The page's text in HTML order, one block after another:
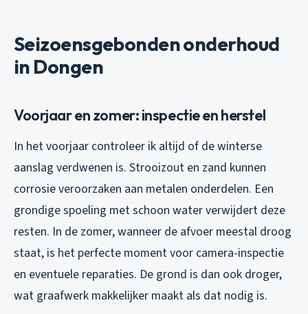
Seizoensgebonden onderhoud
in Dongen
Voorjaar en zomer: inspectie en herstel
In het voorjaar controleer ik altijd of de winterse
aanslag verdwenen is. Strooizout en zand kunnen
corrosie veroorzaken aan metalen onderdelen. Een
grondige spoeling met schoon water verwijdert deze
resten. In de zomer, wanneer de afvoer meestal droog
staat, is het perfecte moment voor camera-inspectie
en eventuele reparaties. De grond is dan ook droger,
wat graafwerk makkelijker maakt als dat nodig is.